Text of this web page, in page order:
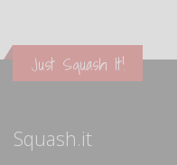
Just Squash It!
Squash.it